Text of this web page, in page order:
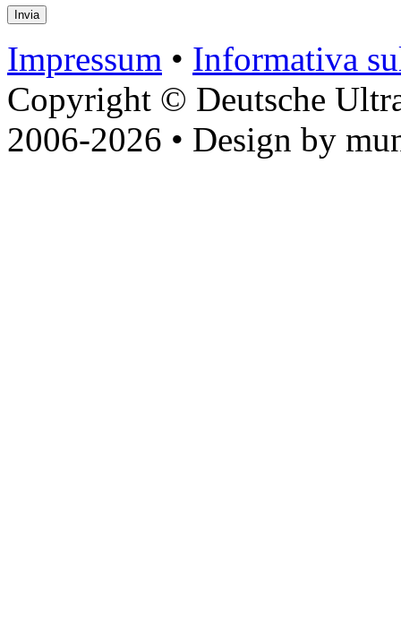
Impressum • Informativa
Copyright © Deutsche
2006-2026 • Design by